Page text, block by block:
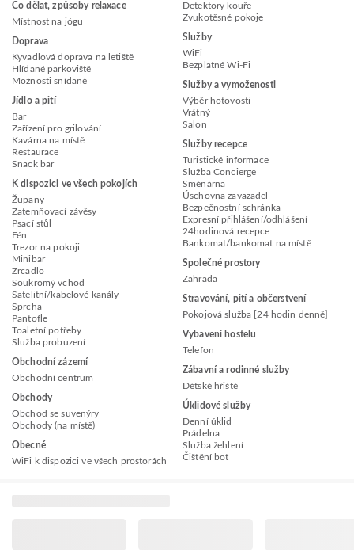
Co dělat, způsoby relaxace
Místnost na jógu
Doprava
Kyvadlová doprava na letiště
Hlídané parkoviště
Možnosti snídaně
Jídlo a pití
Bar
Zařízení pro grilování
Kavárna na místě
Restaurace
Snack bar
K dispozici ve všech pokojích
Župany
Zatemňovací závěsy
Psací stůl
Fén
Trezor na pokoji
Minibar
Zrcadlo
Soukromý vchod
Satelitní/kabelové kanály
Sprcha
Pantofle
Toaletní potřeby
Služba probuzení
Obchodní zázemí
Obchodní centrum
Obchody
Obchod se suvenýry
Obchody (na místě)
Obecné
WiFi k dispozici ve všech prostorách
Detektory kouře
Zvukotěsné pokoje
Služby
WiFi
Bezplatné Wi-Fi
Služby a vymoženosti
Výběr hotovosti
Vrátný
Salon
Služby recepce
Turistické informace
Služba Concierge
Směnárna
Úschovna zavazadel
Bezpečnostní schránka
Expresní přihlášení/odhlášení
24hodinová recepce
Bankomat/bankomat na místě
Společné prostory
Zahrada
Stravování, pití a občerstvení
Pokojová služba [24 hodin denně]
Vybavení hostelu
Telefon
Zábavní a rodinné služby
Dětské hřiště
Úklidové služby
Denní úklid
Prádelna
Služba žehlení
Čištění bot